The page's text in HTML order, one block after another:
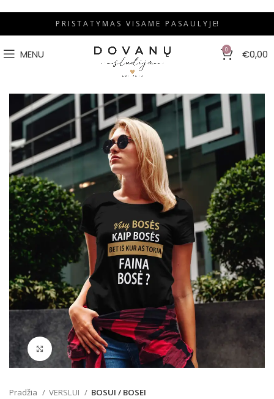
P R I S T A T Y M A S V I S A M E P A S A U L Y J E!
MENU 0 €0,00
Padidinti
Pradžia VERSLUI BOSUI / BOSEI